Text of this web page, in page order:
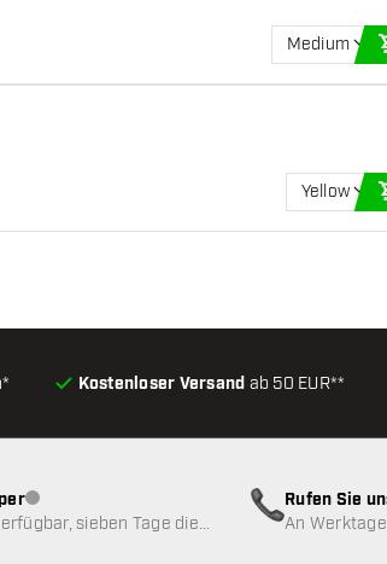
Medium
Yellow
Kostenloser Versand ab 50 EUR**
Kundenservice nicht verfügbar
sieben Tage die
Rufen Sie
An